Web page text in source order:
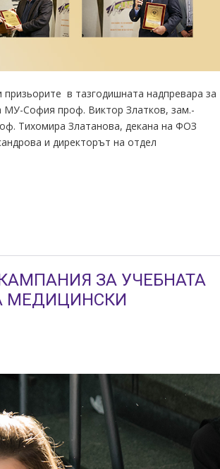
в тазгодишната надпревара за
София проф. Виктор Златков, зам.-
Тихомира Златанова, декана на ФОЗ
и директорът на отдел
ЗА УЧЕБНАТА
МЕДИЦИНСКИ